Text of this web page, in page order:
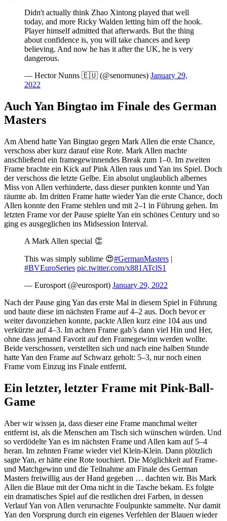
Didn't actually think Zhao Xintong played that well
today, and more Ricky Walden letting him off the hook.
Player himself admitted that afterwards. But the thing
about confidence is, you will take chances and keep
believing. And now he has it after the UK, he is very
dangerous.
— Hector Nunns 🇪🇺 (@senornunes) January 29,
2022
Auch Yan Bingtao im Finale des German
Masters
Am Abend hatte Yan Bingtao gegen Mark Allen die erste Chance,
verschoss aber kurz darauf eine Rote. Mark Allen machte
anschließend ein framegewinnendes Break zum 1–0. Im zweiten
Frame brachte ein Kick auf Pink Allen raus und Yan ins Spiel. Doch
der verschoss die letzte Gelbe. Ein absolut unglaublich albernes
Miss von Allen verhinderte, dass dieser punkten konnte und Yan
räumte ab. Im dritten Frame hatte wieder Yan die erste Chance, doch
Allen konnte den Frame stehlen und mit 2–1 in Führung gehen. Im
letzten Frame vor der Pause spielte Yan ein schönes Century und so
ging es ausgeglichen ins Midsession Interval.
A Mark Allen special 👏
This was simply sublime 😍#GermanMasters |
#BVEuroSeries pic.twitter.com/x881ATclS1
— Eurosport (@eurosport) January 29, 2022
Nach der Pause ging Yan das erste Mal in diesem Spiel in Führung
und baute diese im nächsten Frame auf 4–2 aus. Doch bevor er
weiter davonziehen konnte, packte Allen kurz eine 104 aus und
verkürzte auf 4–3. Im achten Frame gab’s dann viel Hin und Her,
ohne dass jemand Favorit auf den Framegewinn werden wollte.
Beide verschossen, verstellten sich und nach eine halben Stunde
hatte Yan den Frame auf Schwarz geholt: 5–3, nur noch einen
Frame vom Einzug ins Finale entfernt.
Ein letzter, letzter Frame mit Pink-Ball-
Game
Aber wir wissen ja, dass dieser eine Frame manchmal weiter
entfernt ist, als die Menschen am Tisch sich wünschen würden. Und
so verdödelte Yan es im nächsten Frame und Allen kam auf 5–4
heran. Im zehnten Frame wieder viel Klein-Klein. Dann plötzlich
sagte Yan, er hätte eine Rote touchiert. Die Möglichkeit auf Frame-
und Matchgewinn und die Teilnahme am Finale des German
Masters freiwillig aus der Hand gegeben … dachten wir. Bis Mark
Allen die Blaue mit der Oma nicht in die Tasche bekam. Es folgte
ein dramatisches Spiel auf die restlichen drei Farben, in dessen
Verlauf Yan von Allen verursachte Foulpunkte sammelte. Nur damit
Yan den Vorsprung durch ein eigenes Verfehlen der Blauen wieder